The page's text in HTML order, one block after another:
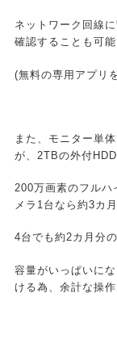
ネットワーク回線
確認することも可能
(無料の専用アプリ
また、モニター単
が、2TBの外付HDD
200万画素のフルハ
メラ1台なら約3カ月
4台でも約2カ月分
容量がいっぱいに
ける為、余計な操作